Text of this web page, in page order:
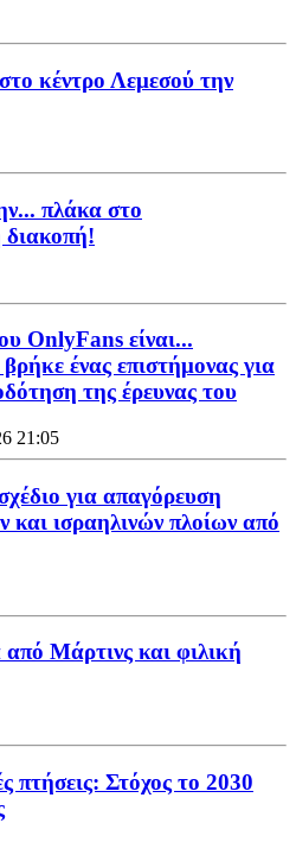
κέντρο Λεμεσού την
πλάκα στο
OnlyFans είναι...
ένας επιστήμονας για
της έρευνας του
21:05
για απαγόρευση
και ισραηλινών πλοίων από
Μάρτινς και φιλική
πτήσεις: Στόχος το 2030